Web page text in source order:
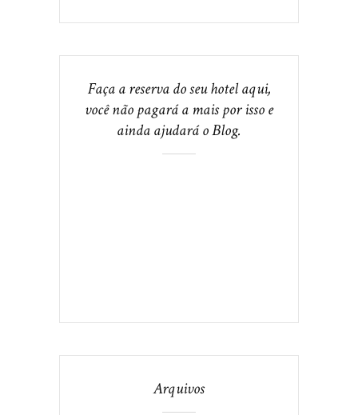
Faça a reserva do seu hotel aqui,
você não pagará a mais por isso e
ainda ajudará o Blog.
Arquivos